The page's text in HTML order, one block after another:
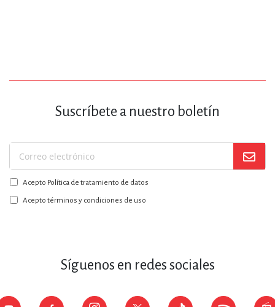
Suscríbete a nuestro boletín
Suscríbase
a
nuestro
boletín:
Acepto Política de tratamiento de datos
Acepto términos y condiciones de uso
Síguenos en redes sociales